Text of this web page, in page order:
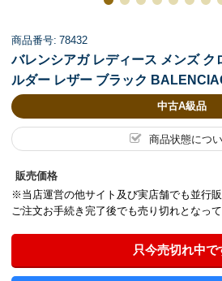
商品番号: 78432
バレンシアガ レディース メンズ ク
ルダー レザー ブラック
中古A級品
商品状態につ
販売価格
※当店運営の他サイト及び実店舗でも並行販
ご注文お手続き完了後でも売り切れとなっ
只今売切れ中で